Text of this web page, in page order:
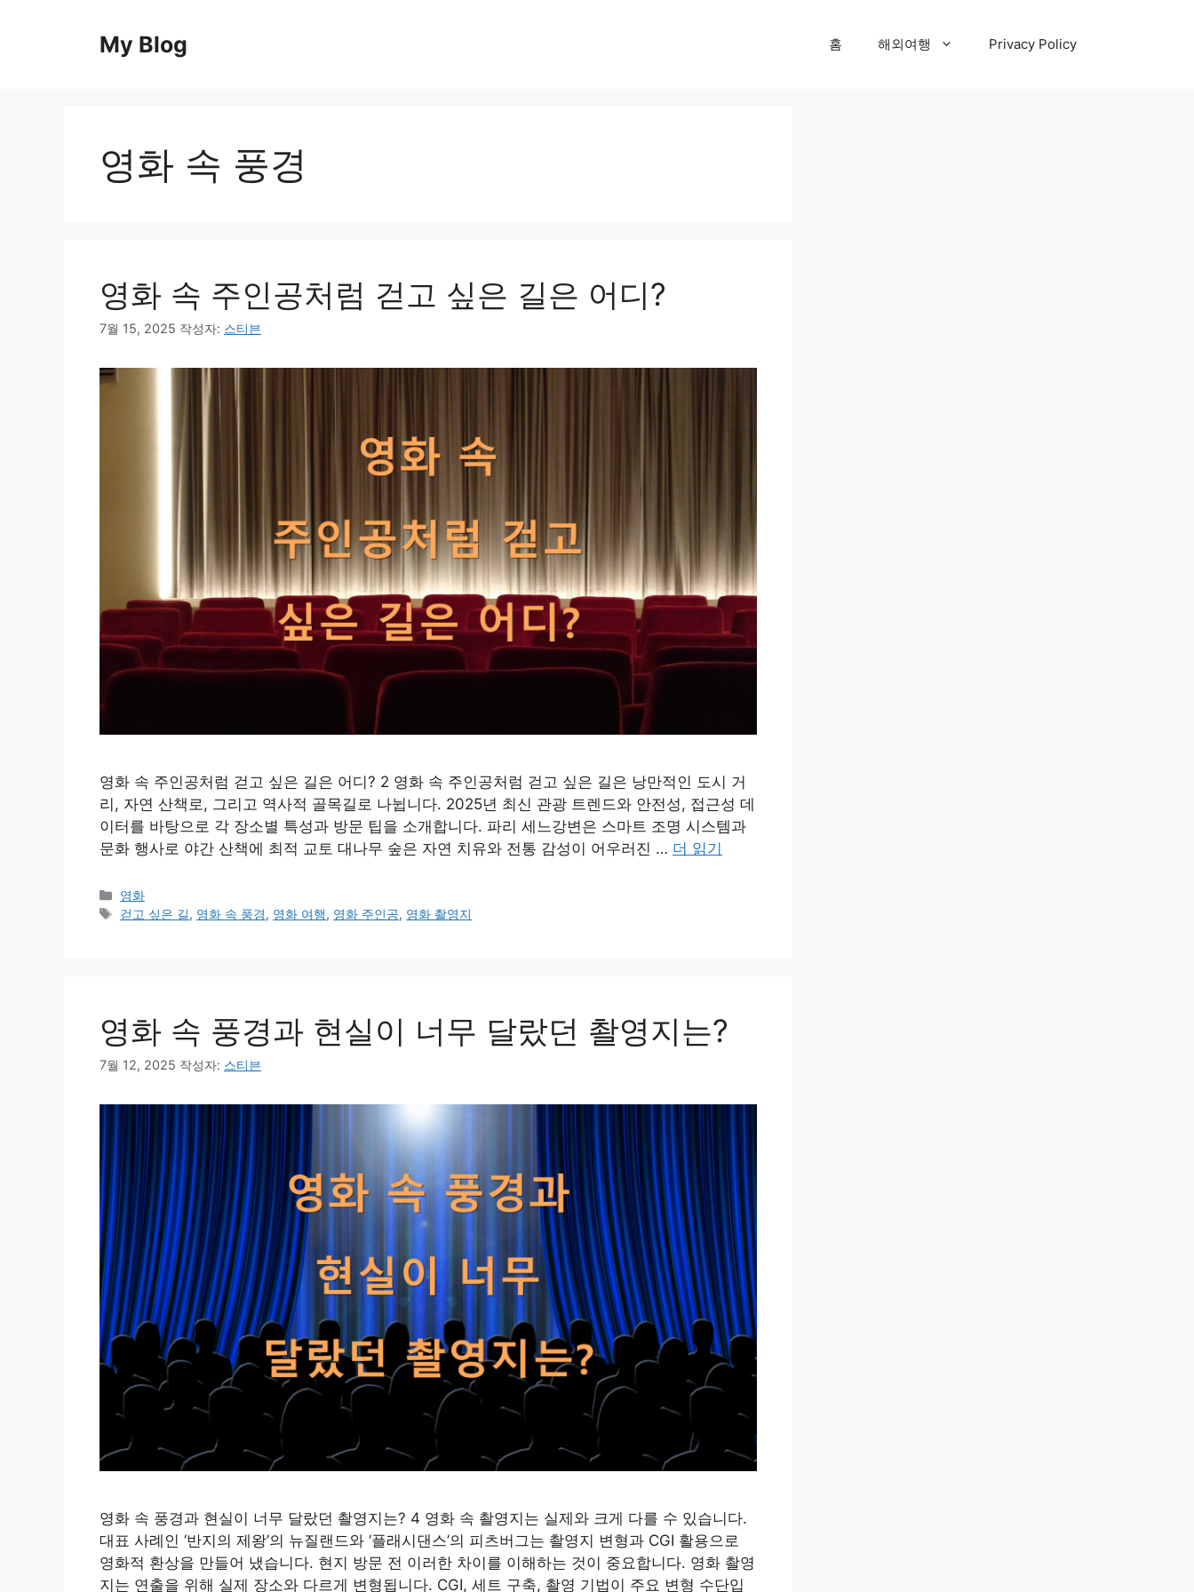
My Blog 홈 해외여행 Privacy Policy
영화 속 풍경
영화 속 주인공처럼 걷고 싶은 길은 어디?
7월 15, 2025 작성자: 스티븐
영화 속 주인공처럼 걷고 싶은 길은 어디? 2 영화 속 주인공처럼 걷고 싶은 길은 낭만적인 도시 거
리, 자연 산책로, 그리고 역사적 골목길로 나뉩니다. 2025년 최신 관광 트렌드와 안전성, 접근성 데
이터를 바탕으로 각 장소별 특성과 방문 팁을 소개합니다. 파리 세느강변은 스마트 조명 시스템과
문화 행사로 야간 산책에 최적 교토 대나무 숲은 자연 치유와 전통 감성이 어우러진 … 더 읽기
카
테
영화
태
걷고 싶은 길, 영화 속 풍경, 영화 여행, 영화 주인공, 영화 촬영지
영화 속 풍경과 현실이 너무 달랐던 촬영지는?
7월 12, 2025 작성자: 스티븐
영화 속 풍경과 현실이 너무 달랐던 촬영지는? 4 영화 속 촬영지는 실제와 크게 다를 수 있습니다.
대표 사례인 ‘반지의 제왕’의 뉴질랜드와 ‘플래시댄스’의 피츠버그는 촬영지 변형과 CGI 활용으로
영화적 환상을 만들어 냈습니다. 현지 방문 전 이러한 차이를 이해하는 것이 중요합니다. 영화 촬영
지는 연출을 위해 실제 장소와 다르게 변형됩니다. CGI, 세트 구축, 촬영 기법이 주요 변형 수단입